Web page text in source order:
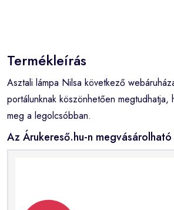
Termékleírás
Asztali lámpa Nilsa következő
portálunknak köszönhetően megtudhatja,
meg a legolcsóbban.
Az Árukereső.hu-n